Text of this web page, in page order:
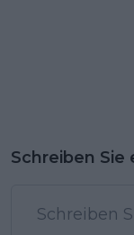
Schreiben